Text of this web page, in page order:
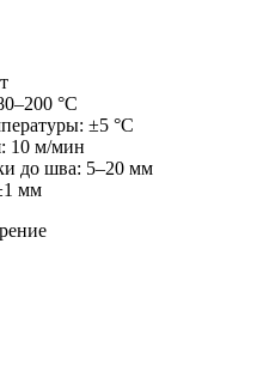
°С
±5 °С
10 м/мин
до шва: 5–20 мм
мм